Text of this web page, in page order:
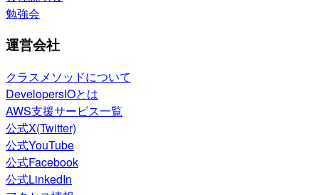
勉強会
運営会社
クラスメソッドについて
DevelopersIOとは
AWS支援サービス一覧
公式X(Twitter)
公式YouTube
公式Facebook
公式LinkedIn